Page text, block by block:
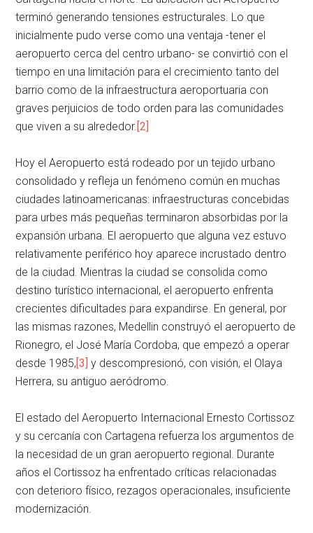
terminó generando tensiones estructurales. Lo que
inicialmente pudo verse como una ventaja -tener el
aeropuerto cerca del centro urbano- se convirtió con el
tiempo en una limitación para el crecimiento tanto del
barrio como de la infraestructura aeroportuaria con
graves perjuicios de todo orden para las comunidades
que viven a su alrededor. [2]
Hoy el Aeropuerto está rodeado por un tejido urbano
consolidado y refleja un fenómeno común en muchas
ciudades latinoamericanas: infraestructuras concebidas
para urbes más pequeñas terminaron absorbidas por la
expansión urbana. El aeropuerto que alguna vez estuvo
relativamente periférico hoy aparece incrustado dentro
de la ciudad. Mientras la ciudad se consolida como
destino turístico internacional, el aeropuerto enfrenta
crecientes dificultades para expandirse. En general, por
las mismas razones, Medellin construyó el aeropuerto de
Rionegro, el José María Cordoba, que empezó a operar
desde 1985, [3] y descompresionó, con visión, el Olaya
Herrera, su antiguo aeródromo.
El estado del Aeropuerto Internacional Ernesto Cortissoz
y su cercanía con Cartagena refuerza los argumentos de
la necesidad de un gran aeropuerto regional. Durante
años el Cortissoz ha enfrentado críticas relacionadas
con deterioro físico, rezagos operacionales, insuficiente
modernización.